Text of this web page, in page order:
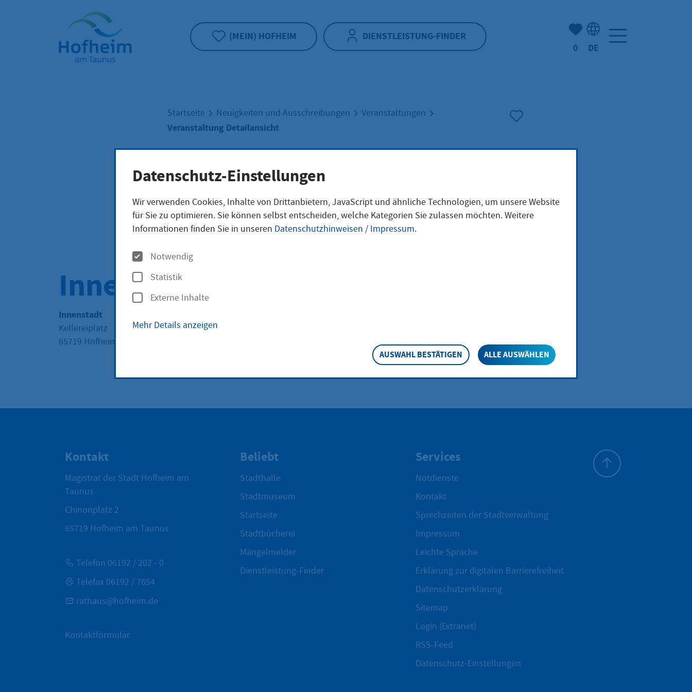
Startseite"
(MEIN) HOFHEIM DIENSTLEISTUNG-FINDER
Anzahl der gemerkten
0 DE
Startseite Neuigkeiten und Ausschreibungen Veranstaltungen
Veranstaltung Detailansicht
Veranstaltung
Detailansicht
Innenstadt
Innenstadt
Kellereiplatz
65719 Hofheim am Taunus
Kontakt
Magistrat der Stadt Hofheim am
Taunus
Chinonplatz 2
65719 Hofheim am Taunus
Telefon 06192 / 202 - 0
Telefax 06192 / 7654
rathaus@hofheim.de
Kontaktformular
Beliebt
Stadthalle
Stadtmuseum
Startseite
Stadtbücherei
Mängelmelder
Dienstleistung-Finder
Services
Notdienste
Kontakt
Sprechzeiten der Stadtverwaltung
Impressum
Leichte Sprache
Erklärung zur digitalen Barrierefreiheit
Datenschutzerklärung
Sitemap
Login (Extranet)
RSS-Feed
Datenschutz-Einstellungen
Datenschutz-Einstellungen
Wir verwenden Cookies, Inhalte von Drittanbietern, JavaScript und ähnliche Technologien, um unsere Website
für Sie zu optimieren. Sie können selbst entscheiden, welche Kategorien Sie zulassen möchten. Weitere
Informationen finden Sie in unseren Datenschutzhinweisen / Impressum.
O
p
t
i
o
n
Notwendig
Statistik
Externe Inhalte
Mehr Details anzeigen
AUSWAHL BESTÄTIGEN ALLE AUSWÄHLEN